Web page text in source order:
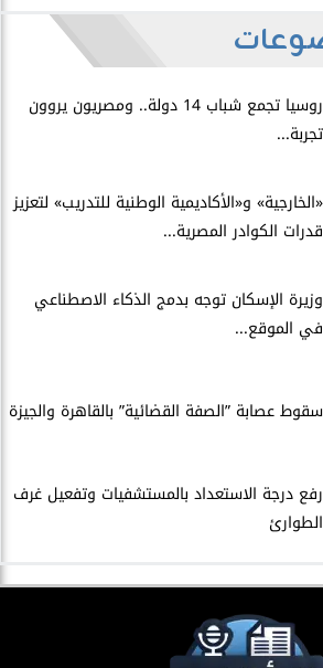
روسيا تجمع شباب 14 دولة.. ومصريون يروون
تجربة...
​«الخارجية» و«الأكاديمية الوطنية للتدريب» لتعزيز
قدرات الكوادر المصرية...
​وزيرة الإسكان توجه بدمج الذكاء الاصطناعي
في الموقع...
سقوط عصابة ”الصفة القضائية” بالقاهرة والجيزة
​رفع درجة الاستعداد بالمستشفيات وتفعيل غرف
الطوارئ